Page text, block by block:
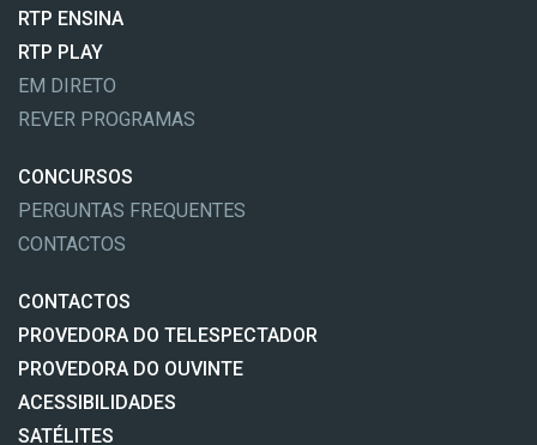
RTP ENSINA
RTP PLAY
EM DIRETO
REVER PROGRAMAS
CONCURSOS
PERGUNTAS FREQUENTES
CONTACTOS
CONTACTOS
PROVEDORA DO TELESPECTADOR
PROVEDORA DO OUVINTE
ACESSIBILIDADES
SATÉLITES